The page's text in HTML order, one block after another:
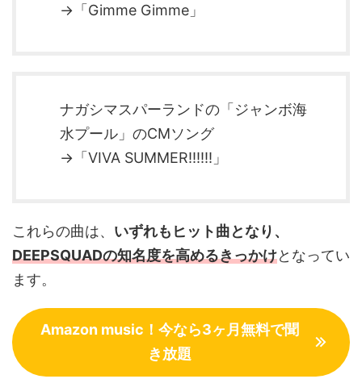
→「Gimme Gimme」
ナガシマスパーランドの「ジャンボ海
水プール」のCMソング
→「VIVA SUMMER!!!!!!」
これらの曲は、 いずれもヒット曲となり、
DEEPSQUADの知名度を高めるきっかけとなってい
ます。
Amazon music！今なら3ヶ月無料で聞
き放題